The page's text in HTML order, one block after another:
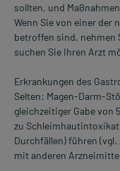
sollten, und
Wenn Sie von einer der
betroffen sind, nehmen
suchen Sie Ihren Arzt
Erkrankungen des
Selten: Magen-Darm-
gleichzeitiger Gabe von
zu
Durchfällen) führen
mit anderen